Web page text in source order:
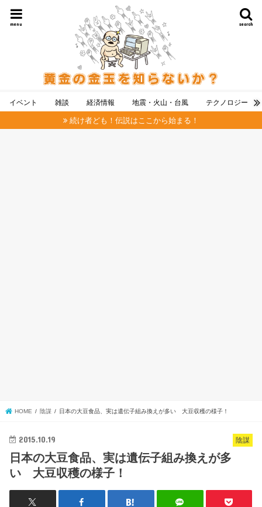
search
menu
イベント 雑談 経済情報 地震・火山・台風 テクノロジー
続け者ども！伝説はここから始まる！
HOME 陰謀 日本の大豆食品、実は遺伝子組み換えが多い 大豆収穫の様子！
陰謀
2015.10.19
日本の大豆食品、実は遺伝子組み換えが多
い 大豆収穫の様子！